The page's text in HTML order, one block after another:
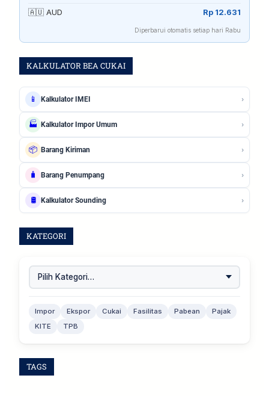
🇦🇺 AUD
Rp 12.631
Diperbarui otomatis setiap hari Rabu
KALKULATOR BEA CUKAI
📱 Kalkulator IMEI ›
🏭 Kalkulator Impor Umum ›
📦 Barang Kiriman ›
🧳 Barang Penumpang ›
🛢️ Kalkulator Sounding ›
KATEGORI
Impor Ekspor Cukai Fasilitas Pabean
Pajak
KITE
TPB
TAGS